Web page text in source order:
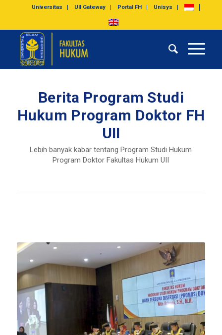
Universitas UII Gateway Portal FH Unisys
Berita Program Studi
Hukum Program Doktor FH
UII
Lebih banyak kabar tentang Program Studi Hukum
Program Doktor Fakultas Hukum UII